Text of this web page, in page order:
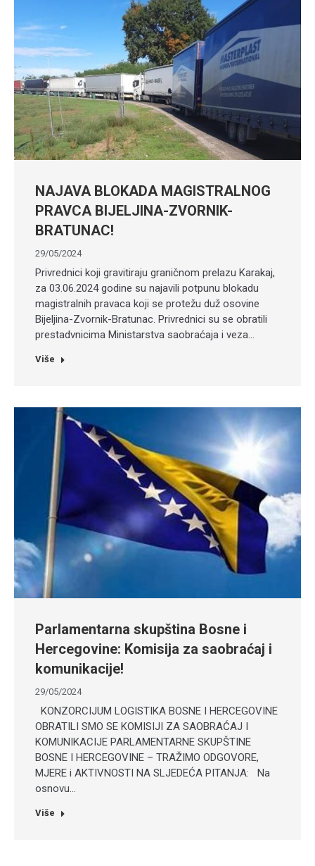
NAJAVA BLOKADA MAGISTRALNOG
PRAVCA BIJELJINA-ZVORNIK-
BRATUNAC!
29/05/2024
Privrednici koji gravitiraju graničnom prelazu Karakaj,
za 03.06.2024 godine su najavili potpunu blokadu
magistralnih pravaca koji se protežu duž osovine
Bijeljina-Zvornik-Bratunac. Privrednici su se obratili
prestadvnicima Ministarstva saobraćaja i veza…
Više
Parlamentarna skupština Bosne i
Hercegovine: Komisija za saobraćaj i
komunikacije!
29/05/2024
KONZORCIJUM LOGISTIKA BOSNE I HERCEGOVINE
OBRATILI SMO SE KOMISIJI ZA SAOBRAĆAJ I
KOMUNIKACIJE PARLAMENTARNE SKUPŠTINE
BOSNE I HERCEGOVINE – TRAŽIMO ODGOVORE,
MJERE i AKTIVNOSTI NA SLJEDEĆA PITANJA: Na
osnovu…
Više